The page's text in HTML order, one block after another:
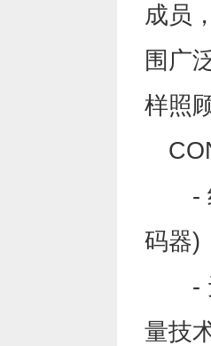
成员
围广
样照
- 绝
码器)
- 无
量技